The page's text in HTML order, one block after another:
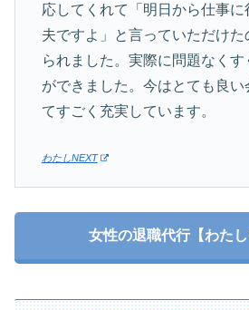
応してくれて「明日から仕事
夫ですよ」と言っていただけ
られました。実際に問題なくす
ができました。今はとても良い
てすごく充実しています。
わたしNEXT
女性の退職代行【わたし